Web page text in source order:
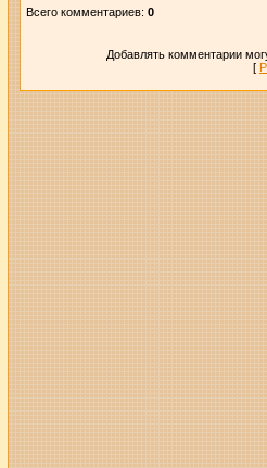
Всего комментариев: 0
Добавлять комментарии
[